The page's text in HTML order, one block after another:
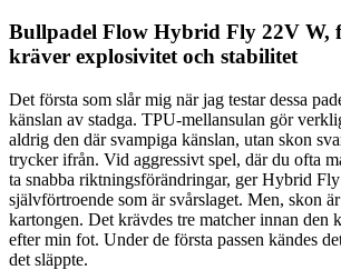
Bullpadel Flow Hybrid Fly 22V W,
kräver explosivitet och stabilitet
Det första som slår mig när jag testar dessa
känslan av stadga. TPU-mellansulan gör
aldrig den där svampiga känslan, utan skon
trycker ifrån. Vid aggressivt spel, där du ofta
ta snabba riktningsförändringar, ger Hybrid
självförtroende som är svårslaget. Men, skon
kartongen. Det krävdes tre matcher innan den
efter min fot. Under de första passen kändes
det släppte.